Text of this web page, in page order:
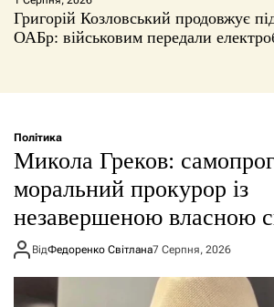
Григорій Козловський продовжує
ОАБр: військовим передали
Політика
Микола Греков:
моральний прокурор із
незавершеною власною
ВідФедоренко Світлана7 Серпня, 2026